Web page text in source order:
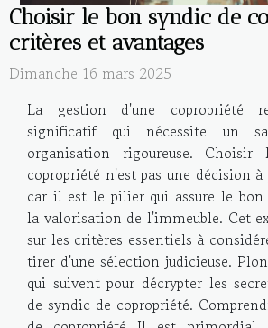
Choisir le bon syndic de
critères et avantages
Dimanche 16 mars 2025
La gestion d'une copropriété
significatif qui nécessite un
organisation rigoureuse.
copropriété n'est pas une décision
car il est le pilier qui assure le
la valorisation de l'immeuble. Cet
sur les critères essentiels à
tirer d'une sélection judicieuse.
qui suivent pour décrypter les
de syndic de copropriété.